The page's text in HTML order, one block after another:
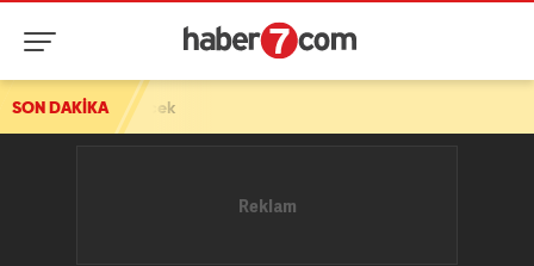
SON DAKİKA